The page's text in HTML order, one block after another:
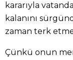
kararıyla
kalanını
zaman terk
Çünkü onun